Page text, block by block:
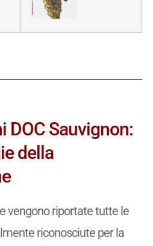
DOC Sauvignon:
della
vengono riportate tutte le
riconosciute per la